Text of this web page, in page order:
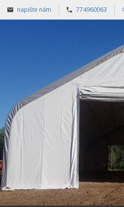
napište nám 774960063